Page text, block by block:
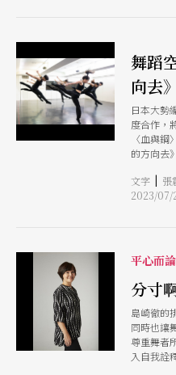
舞蹈
向去
日本大勢
度合作，
〈血與
的方向去
文字 | 張
2023/07/
平心而論
分寸
島崎徹的
同時也讓
尊重舞者
入自我詮